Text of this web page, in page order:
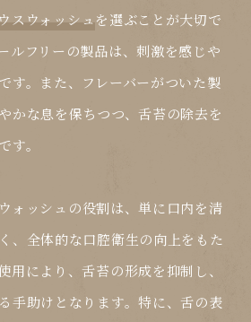
スウォッシュを選ぶことが大切で
ルフリーの製品は、刺激を感じや
す。また、フレーバーがついた製
かな息を保ちつつ、舌苔の除去を
す。
ォッシュ の役割は、単に口内を清
、全体的な口腔衛生の向上をもた
用により、舌苔の形成を抑制し、
手助けとなります。特に、舌の表